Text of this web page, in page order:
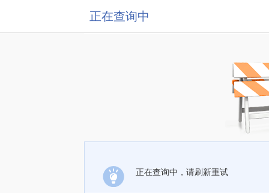
正在查询中
正在查询中，请刷新重试